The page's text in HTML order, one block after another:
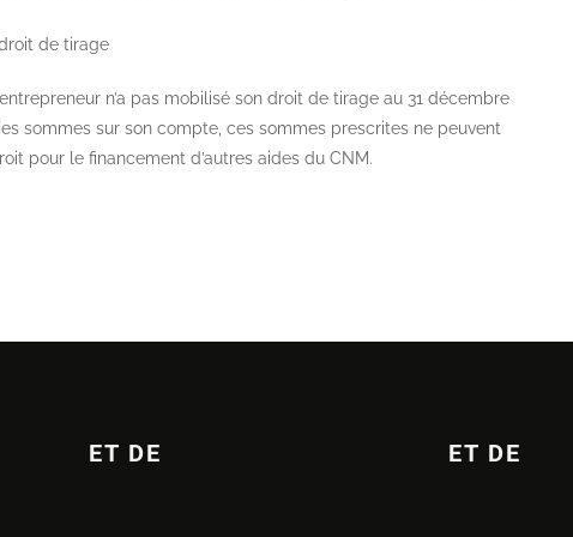
de tirage
n’a pas mobilisé son droit de tirage au 31 décembre
sommes sur son compte, ces sommes prescrites ne peuvent
pour le financement d’autres aides du CNM.
ET DE ET DE